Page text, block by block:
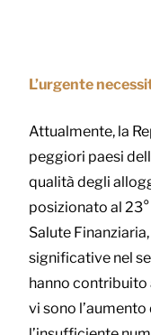
L’urgente
Attualmente, la
peggiori paesi
qualità degli
posizionato al
Salute
significative nel
hanno contribuito
vi sono